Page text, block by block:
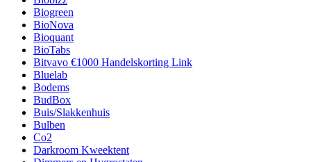
Biogreen
BioNova
Bioquant
BioTabs
Bitvavo €1000 Handelskorting Link
Bluelab
Bodems
BudBox
Buis/Slakkenhuis
Bulben
Co2
Darkroom Kweektent